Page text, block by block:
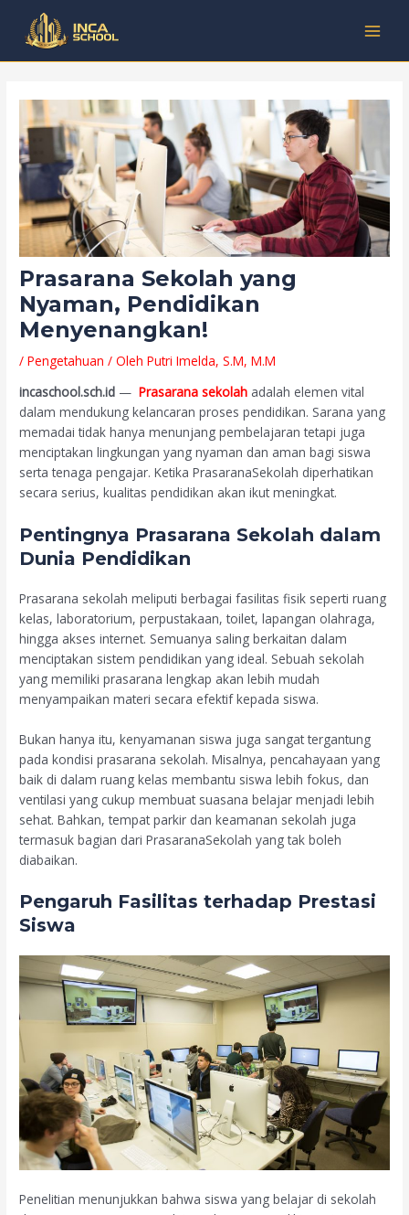
konten
Prasarana Sekolah yang
Nyaman, Pendidikan
Menyenangkan!
/Pengetahuan / OlehPutri Imelda, S.M, M.M
incaschool.sch.id —Prasarana sekolah adalah elemen vital
dalam mendukung kelancaran proses pendidikan. Sarana yang
memadai tidak hanya menunjang pembelajaran tetapi juga
menciptakan lingkungan yang nyaman dan aman bagi siswa
serta tenaga pengajar. Ketika PrasaranaSekolah diperhatikan
secara serius, kualitas pendidikan akan ikut meningkat.
Pentingnya Prasarana Sekolah dalam
Dunia Pendidikan
Prasarana sekolah meliputi berbagai fasilitas fisik seperti ruang
kelas, laboratorium, perpustakaan, toilet, lapangan olahraga,
hingga akses internet. Semuanya saling berkaitan dalam
menciptakan sistem pendidikan yang ideal. Sebuah sekolah
yang memiliki prasarana lengkap akan lebih mudah
menyampaikan materi secara efektif kepada siswa.
Bukan hanya itu, kenyamanan siswa juga sangat tergantung
pada kondisi prasarana sekolah. Misalnya, pencahayaan yang
baik di dalam ruang kelas membantu siswa lebih fokus, dan
ventilasi yang cukup membuat suasana belajar menjadi lebih
sehat. Bahkan, tempat parkir dan keamanan sekolah juga
termasuk bagian dari PrasaranaSekolah yang tak boleh
diabaikan.
Pengaruh Fasilitas terhadap Prestasi
Siswa
Penelitian menunjukkan bahwa siswa yang belajar di sekolah
navigation
Kategori